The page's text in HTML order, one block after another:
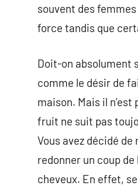
souvent des
force tandis que
Doit-on absolument
comme le désir de
maison. Mais il
fruit ne suit pas
Vous avez décidé
redonner un coup
cheveux. En effet,